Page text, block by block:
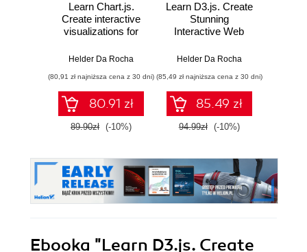
Learn Chart.js.
Create interactive
visualizations for
Chart.js 2
Helder Da Rocha
(80,91 zł najniższa cena z 30 dni)
80.91 zł
89.90zł (-10%)
Learn D3.js. Create
Stunning
Interactive Web
D3.js v7 and
- Second Edition
Helder Da Rocha
(85,49 zł najniższa cena z 30 dni)
85.49 zł
94.99zł (-10%)
Ebooka "Learn D3.js. Create